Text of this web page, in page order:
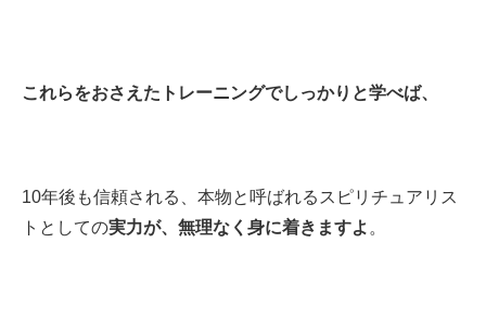
これらをおさえたトレーニングでしっかりと学べば、
10年後も信頼される、本物と呼ばれるスピリチュアリス
トとしての実力が、無理なく身に着きますよ 。